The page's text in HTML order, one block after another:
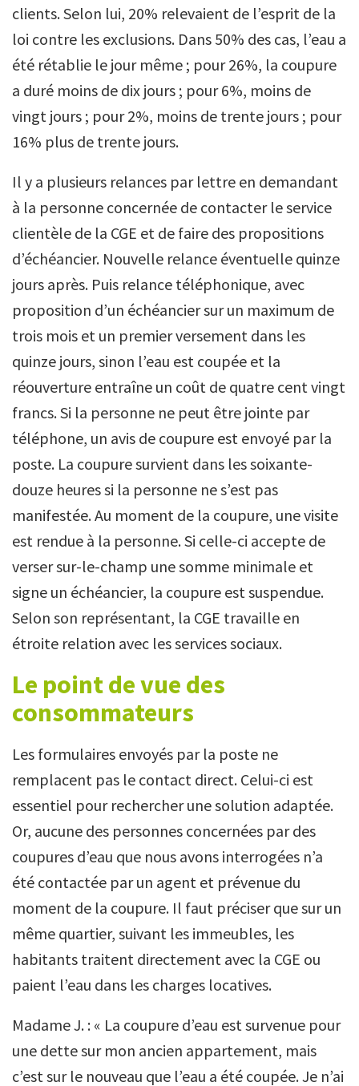
clients. Selon lui, 20% relevaient de l’esprit de la
loi contre les exclusions. Dans 50% des cas, l’eau a
été rétablie le jour même ; pour 26%, la coupure
a duré moins de dix jours ; pour 6%, moins de
vingt jours ; pour 2%, moins de trente jours ; pour
16% plus de trente jours.
Il y a plusieurs relances par lettre en demandant
à la personne concernée de contacter le service
clientèle de la CGE et de faire des propositions
d’échéancier. Nouvelle relance éventuelle quinze
jours après. Puis relance téléphonique, avec
proposition d’un échéancier sur un maximum de
trois mois et un premier versement dans les
quinze jours, sinon l’eau est coupée et la
réouverture entraîne un coût de quatre cent vingt
francs. Si la personne ne peut être jointe par
téléphone, un avis de coupure est envoyé par la
poste. La coupure survient dans les soixante-
douze heures si la personne ne s’est pas
manifestée. Au moment de la coupure, une visite
est rendue à la personne. Si celle-ci accepte de
verser sur-le-champ une somme minimale et
signe un échéancier, la coupure est suspendue.
Selon son représentant, la CGE travaille en
étroite relation avec les services sociaux.
Le point de vue des
consommateurs
Les formulaires envoyés par la poste ne
remplacent pas le contact direct. Celui-ci est
essentiel pour rechercher une solution adaptée.
Or, aucune des personnes concernées par des
coupures d’eau que nous avons interrogées n’a
été contactée par un agent et prévenue du
moment de la coupure. Il faut préciser que sur un
même quartier, suivant les immeubles, les
habitants traitent directement avec la CGE ou
paient l’eau dans les charges locatives.
Madame J. : « La coupure d’eau est survenue pour
une dette sur mon ancien appartement, mais
c’est sur le nouveau que l’eau a été coupée. Je n’ai